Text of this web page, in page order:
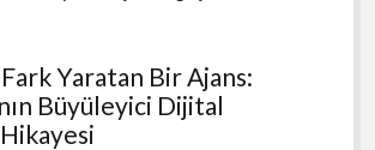
Fark Yaratan Bir Ajans:
Büyüleyici Dijital